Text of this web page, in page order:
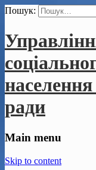
Пошук:
ради
Main menu
Skip to content